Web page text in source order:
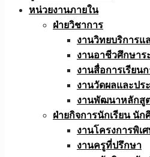
หน่วยงานภายใน
ฝ่ายวิชาการ
งานวิทยบริการแ
งานอาชีวศึกษา
งานสื่อการเรียน
งานวัดผลและปร
งานพัฒนาหลักสู
ฝ่ายกิจการนักเรียน นัก
งานโครงการพิเ
งานครูที่ปรึกษา